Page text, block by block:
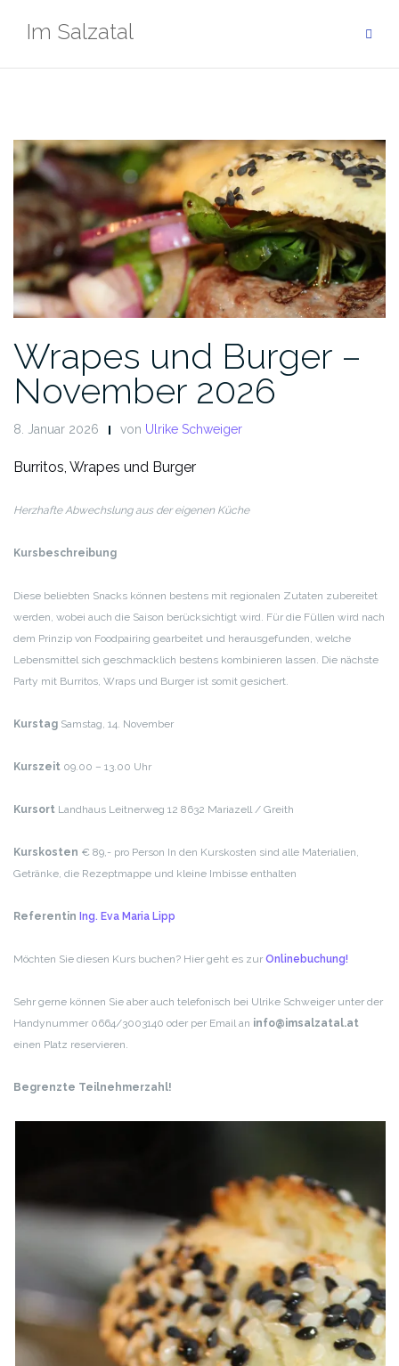
InhaltIm Salzatal
Wrapes und Burger –
November 2026
8. Januar 2026 von Ulrike Schweiger
Burritos, Wrapes und Burger
Herzhafte Abwechslung aus der eigenen Küche
Kursbeschreibung
Diese beliebten Snacks können bestens mit regionalen Zutaten zubereitet
werden, wobei auch die Saison berücksichtigt wird. Für die Füllen wird nach
dem Prinzip von Foodpairing gearbeitet und herausgefunden, welche
Lebensmittel sich geschmacklich bestens kombinieren lassen. Die nächste
Party mit Burritos, Wraps und Burger ist somit gesichert.
Kurstag Samstag, 14. November
Kurszeit 09.00 – 13.00 Uhr
Kursort Landhaus Leitnerweg 12 8632 Mariazell / Greith
Kurskosten € 89,- pro Person In den Kurskosten sind alle Materialien,
Getränke, die Rezeptmappe und kleine Imbisse enthalten
Referentin Ing. Eva Maria Lipp
Möchten Sie diesen Kurs buchen? Hier geht es zur Onlinebuchung!
Sehr gerne können Sie aber auch telefonisch bei Ulrike Schweiger unter der
Handynummer 0664/3003140 oder per Email an info@imsalzatal.at
einen Platz reservieren.
Begrenzte Teilnehmerzahl!